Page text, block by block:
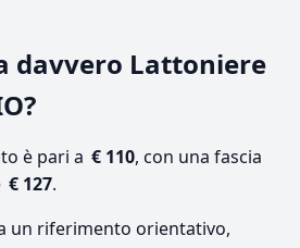
davvero Lattoniere
è pari a € 110, con una fascia
€ 127.
un riferimento orientativo,